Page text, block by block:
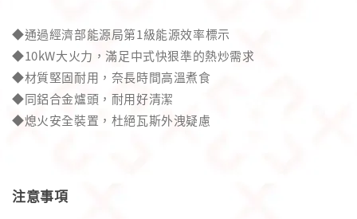
◆通過經濟部能源局第1級能源效率標示
◆10kW大火力，滿足中式快狠準的熱炒需求
◆材質堅固耐用，奈長時間高溫煮食
◆同鋁合金爐頭，耐用好清潔
◆熄火安全裝置，杜絕瓦斯外洩疑慮
注意事項